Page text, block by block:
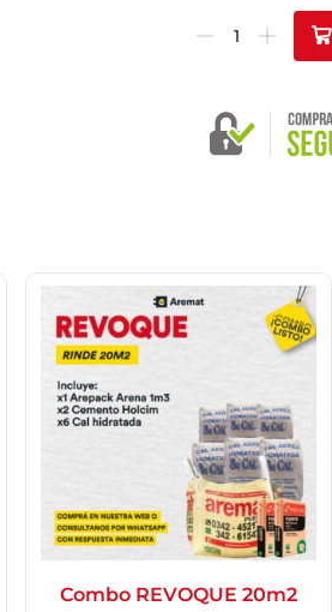
Combo REVOQUE 20m2